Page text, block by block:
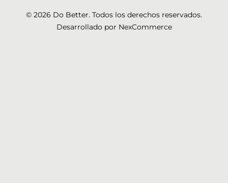
© 2026 Do Better. Todos los derechos reservados.
Desarrollado por NexCommerce